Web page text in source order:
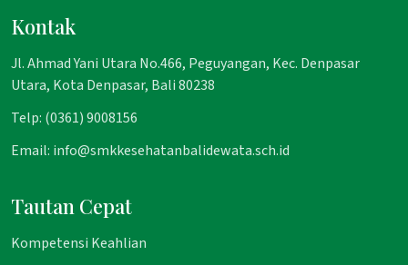
Kontak
Jl. Ahmad Yani Utara No.466, Peguyangan, Kec. Denpasar
Utara, Kota Denpasar, Bali 80238
Telp: (0361) 9008156
Email: info@smkkesehatanbalidewata.sch.id
Tautan Cepat
Kompetensi Keahlian